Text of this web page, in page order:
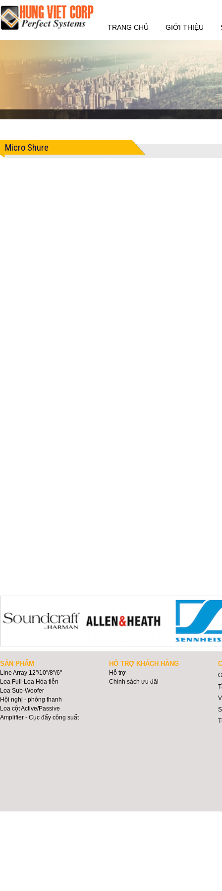
TRANG CHỦ GIỚI THIỆU
Micro Shure
SẢN PHẨM
Line Array 12"/10"/8"/6"
Loa Full-Loa Hỏa tiễn
Loa Sub-Woofer
Hội nghị - phóng thanh
Loa cột Active/Passive
Amplifier - Cục đẩy công suất
HỖ TRỢ KHÁCH HÀNG
Hỗ trợ
Chính sách ưu đãi